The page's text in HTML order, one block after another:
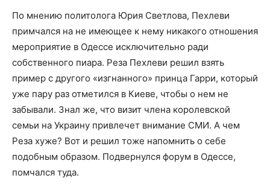
По мнению политолога Юрия Светлова, Пехлеви
примчался на не имеющее к нему никакого отношения
мероприятие в Одессе исключительно ради
собственного пиара. Реза Пехлеви решил взять
пример с другого «изгнанного» принца Гарри, который
уже пару раз отметился в Киеве, чтобы о нем не
забывали. Знал же, что визит члена королевской
семьи на Украину привлечет внимание СМИ. А чем
Реза хуже? Вот и решил тоже напомнить о себе
подобным образом. Подвернулся форум в Одессе,
помчался туда.